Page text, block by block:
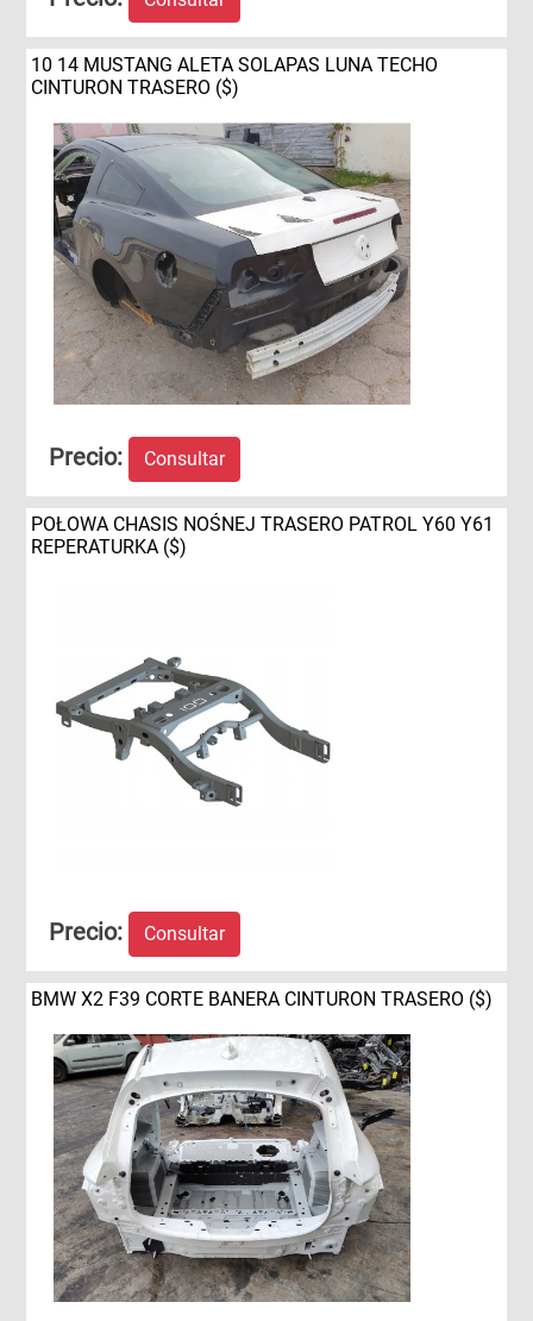
10 14 MUSTANG ALETA SOLAPAS LUNA TECHO
CINTURON TRASERO ($)
Precio: Consultar
POŁOWA CHASIS NOŚNEJ TRASERO PATROL Y60 Y61
REPERATURKA ($)
Precio: Consultar
BMW X2 F39 CORTE BANERA CINTURON TRASERO ($)